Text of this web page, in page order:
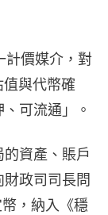
計價媒介，對
與代幣確
可流通」。
資產、賬戶
政司司長問
，納入《穩